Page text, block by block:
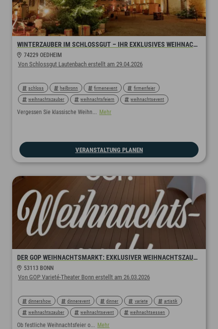
WINTERZAUBER IM SCHLOSSGUT – IHR EXKLUSIVES WEIHNACHTSDORF
74229 OEDHEIM
Von Schlossgut Lautenbach erstellt am 29.04.2026
schloss heilbronn firmenevent firmenfeier
weihnachtszauber weihnachtsfeiern weihnachtsevent
winterspecial winterzauber
Vergessen Sie klassische Weihn... Mehr
VERANSTALTUNG PLANEN
DER GOP WEIHNACHTSMARKT: EXKLUSIVER WEIHNACHTSZAUBER
53113 BONN
Von GOP Varieté-Theater Bonn erstellt am 26.03.2026
dinnershow dinnerevent dinner variete artistik
weihnachtszauber weihnachtsevent weihnachtsessen
weihnachtszeit weihnachten
Ob festliche Weihnachtsfeier o... Mehr